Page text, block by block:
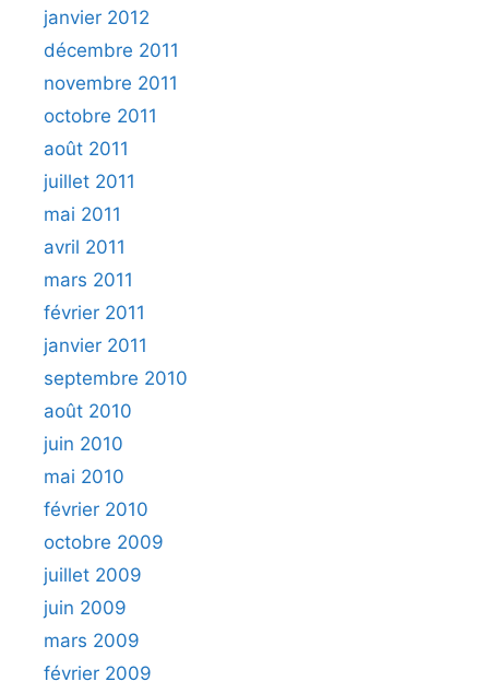
janvier 2012
décembre 2011
novembre 2011
octobre 2011
août 2011
juillet 2011
mai 2011
avril 2011
mars 2011
février 2011
janvier 2011
septembre 2010
août 2010
juin 2010
mai 2010
février 2010
octobre 2009
juillet 2009
juin 2009
mars 2009
février 2009